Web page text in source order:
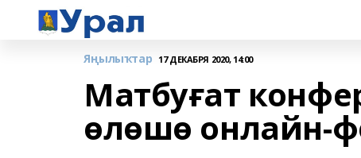
Яңылыҡтар 17 ДЕКАБРЯ 2020, 14:00
Матбуғат
өлөшө онлайн-